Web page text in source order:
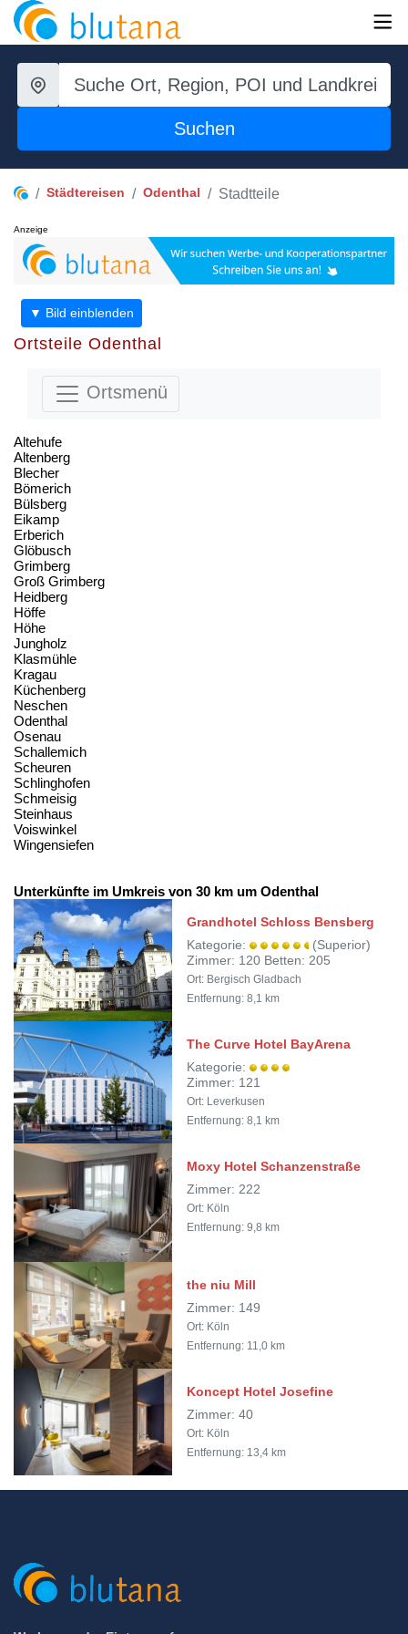
Suchen
Städtereisen Odenthal Stadtteile
Anzeige
▼ Bild einblenden
Ortsteile Odenthal
Ortsmenü
Altehufe
Altenberg
Blecher
Bömerich
Bülsberg
Eikamp
Erberich
Glöbusch
Grimberg
Groß Grimberg
Heidberg
Höffe
Höhe
Jungholz
Klasmühle
Kragau
Küchenberg
Neschen
Odenthal
Osenau
Schallemich
Scheuren
Schlinghofen
Schmeisig
Steinhaus
Voiswinkel
Wingensiefen
Unterkünfte im Umkreis von 30 km um Odenthal
Grandhotel Schloss Bensberg
Kategorie:
(Superior)
Zimmer: 120 Betten: 205
Ort: Bergisch Gladbach
Entfernung: 8,1 km
The Curve Hotel BayArena
Kategorie:
Zimmer: 121
Ort: Leverkusen
Entfernung: 8,1 km
Moxy Hotel Schanzenstraße
Zimmer: 222
Ort: Köln
Entfernung: 9,8 km
the niu Mill
Zimmer: 149
Ort: Köln
Entfernung: 11,0 km
Koncept Hotel Josefine
Zimmer: 40
Ort: Köln
Entfernung: 13,4 km